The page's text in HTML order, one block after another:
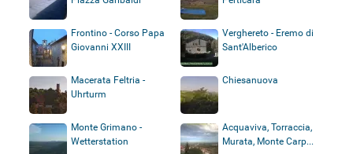
Frontino - Corso Papa
Giovanni XXIII
Verghereto - Eremo di
Sant'Alberico
Macerata Feltria -
Uhrturm
Chiesanuova
Monte Grimano -
Wetterstation
Acquaviva, Torraccia,
Murata, Monte Carp...